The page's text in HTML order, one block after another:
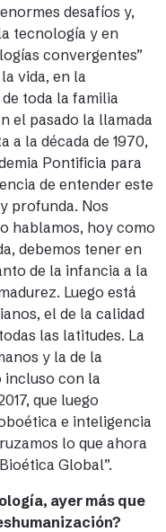
desafíos y,
tecnología y en
convergentes”
vida, en la
toda la familia
el pasado la llamada
a la década de 1970,
Pontificia para
de entender este
profunda. Nos
hablamos, hoy como
debemos tener en
de la infancia a la
Luego está
el de la calidad
las latitudes. La
y la de la
incluso con la
que luego
e inteligencia
lo que ahora
Global”.
ayer más que